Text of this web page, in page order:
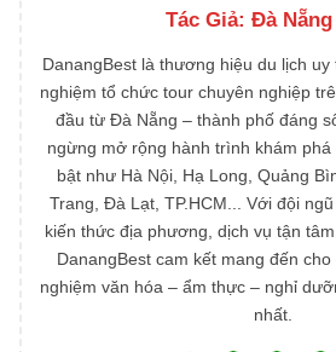
Tác Giả: Đà
DanangBest là thương hiệu du lịch
nghiệm tổ chức tour chuyên nghiệp
đầu từ Đà Nẵng – thành phố đáng
ngừng mở rộng hành trình khám
bật như Hà Nội, Hạ Long, Quảng
Trang, Đà Lạt, TP.HCM... Với đội
kiến thức địa phương, dịch vụ tận
DanangBest cam kết mang đến
nghiệm văn hóa – ẩm thực – nghỉ
nhất.